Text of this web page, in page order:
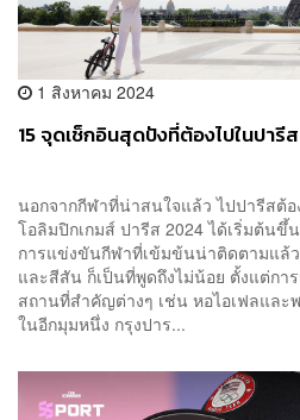
1 สิงหาคม 2024
15 จุดเช็กอินสุดปังที่ต้องไปในปารี
นอกจากกีฬาที่น่าสนใจแล้ว ไปปารีสต้อ
โอลิมปิกเกมส์ ปารีส 2024 ได้เริ่มต้น
การแข่งขันกีฬาที่เข้มข้นน่าติดตามแล้
และสีสัน ก็เป็นที่พูดถึงไม่น้อย ตั้งแต่ก
สถานที่สำคัญต่างๆ เช่น หอไอเฟลและ
ในอีกมุมหนึ่ง กรุงปาร...